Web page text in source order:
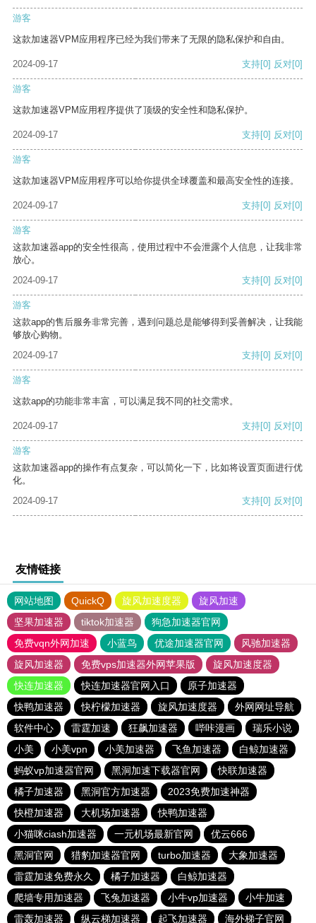
游客
这款加速器VPM应用程序已经为我们带来了无限的隐私保护和自由。
2024-09-17 支持[0] 反对[0]
游客
这款加速器VPM应用程序提供了顶级的安全性和隐私保护。
2024-09-17 支持[0] 反对[0]
游客
这款加速器VPM应用程序可以给你提供全球覆盖和最高安全性的连接。
2024-09-17 支持[0] 反对[0]
游客
这款加速器app的安全性很高，使用过程中不会泄露个人信息，让我非常
放心。
2024-09-17
支持[0] 反对[0]
游客
这款app的售后服务非常完善，遇到问题总是能够得到妥善解决，让我能
够放心购物。
2024-09-17
支持[0] 反对[0]
游客
这款app的功能非常丰富，可以满足我不同的社交需求。
2024-09-17 支持[0] 反对[0]
游客
这款加速器app的操作有点复杂，可以简化一下，比如将设置页面进行优
化。
2024-09-17
支持[0] 反对[0]
友情链接
网站地图 QuickQ 旋风加速度器
旋风加速
坚果加速器
tiktok加速器
狗急加速器官网
免费vqn外网加速
小蓝鸟 优途加速器官网
风驰加速器
旋风加速器
免费vps加速器外网苹果版
旋风加速度器
快连加速器
快连加速器官网入口
原子加速器
快鸭加速器
快柠檬加速器 旋风加速度器
外网网址导航
软件中心
雷霆加速 狂飙加速器 哔咔漫画
瑞乐小说
小美
小美vpn 小美加速器 飞鱼加速器
白鲸加速器
蚂蚁vp加速器官网
黑洞加速下载器官网
快联加速器
橘子加速器
黑洞官方加速器
2023免费加速神器
快橙加速器
大机场加速器
快鸭加速器
小猫咪ciash加速器
一元机场最新官网
优云666
黑洞官网
猎豹加速器官网 turbo加速器
大象加速器
雷霆加速免费永久
橘子加速器
白鲸加速器
爬墙专用加速器
飞兔加速器 小牛vp加速器
小牛加速
雷轰加速器
纵云梯加速器 起飞加速器 海外梯子官网